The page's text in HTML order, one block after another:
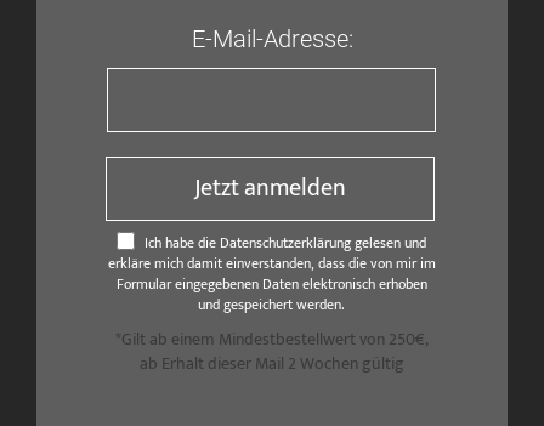
E-Mail-Adresse:
Jetzt anmelden
Ich habe die Datenschutzerklärung gelesen und
erkläre mich damit einverstanden, dass die von mir im
Formular eingegebenen Daten elektronisch erhoben
und gespeichert werden.
*Gilt ab einem Mindestbestellwert von 250€,
ab Erhalt dieser Mail 2 Wochen gültig